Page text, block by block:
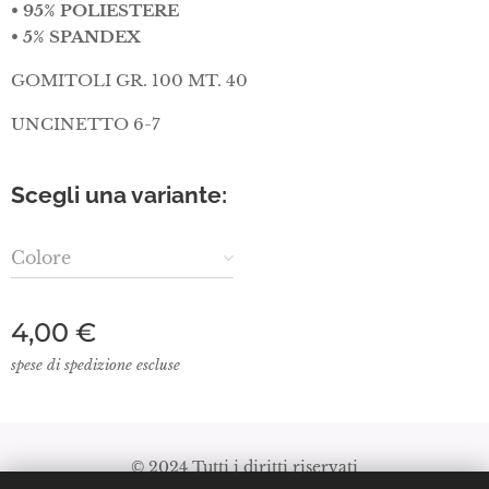
• 95% POLIESTERE
• 5% SPANDEX
GOMITOLI GR. 100 MT. 40
UNCINETTO 6-7
Scegli una variante:
Colore
4,00 €
spese di spedizione escluse
© 2024 Tutti i diritti riservati